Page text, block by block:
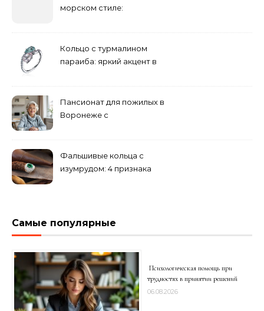
морском стиле:
Кольцо с турмалином
параиба: яркий акцент в
Пансионат для пожилых в
Воронеже с
Фальшивые кольца с
изумрудом: 4 признака
Самые популярные
Психологическая помощь при
трудностях в принятии решений
06.08.2026